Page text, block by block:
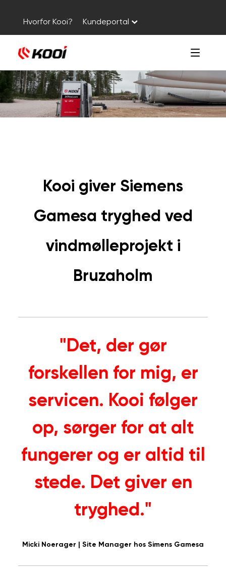
Hvorfor Kooi? Kundeportal
Kooi giver Siemens
Gamesa tryghed ved
vindmølleprojekt i
Bruzaholm
"Det, der gør
forskellen for mig, er
servicen. Kooi følger
op, sørger for at alt
fungerer og er altid til
stede. Det giver en
tryghed."
Micki Noerager | Site Manager hos Simens Gamesa